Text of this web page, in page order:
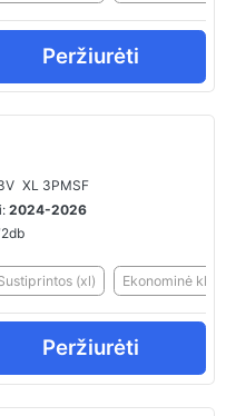
Peržiurėti
XL 3PMSF
2024-2026
(xl) Ekonominė
Peržiurėti